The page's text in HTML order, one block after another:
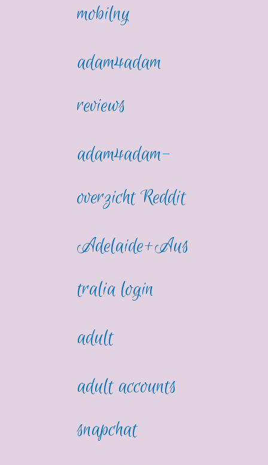
mobilny
adam4adam
reviews
adam4adam-
overzicht Reddit
Adelaide+Aus
tralia login
adult
adult accounts
snapchat